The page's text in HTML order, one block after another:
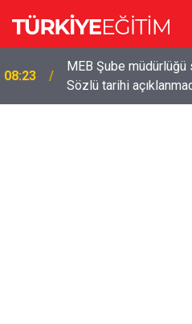
08:23
MEB Şube müdürlüğü
Sözlü tarihi